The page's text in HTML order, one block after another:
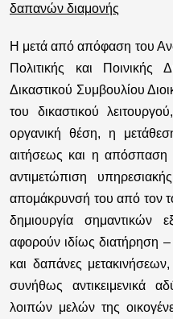
δαπανών διαμονής
Η μετά από απόφαση του
Πολιτικής και Ποινικής
Δικαστικού Συμβουλίου
του δικαστικού
οργανική θέση, η
αιτήσεως και η απόσπαση
αντιμετώπιση
απομάκρυνσή του από τον
δημιουργία
αφορούν ιδίως διατήρηση –
και δαπάνες
συνήθως αντικειμενικά
λοιπών μελών της